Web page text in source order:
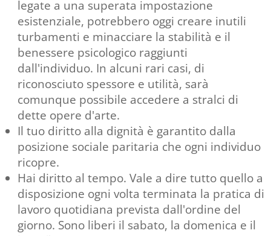
legate a una superata impostazione
esistenziale, potrebbero oggi creare inutili
turbamenti e minacciare la stabilità e il
benessere psicologico raggiunti
dall'individuo. In alcuni rari casi, di
riconosciuto spessore e utilità, sarà
comunque possibile accedere a stralci di
dette opere d'arte.
Il tuo diritto alla dignità è garantito dalla
posizione sociale paritaria che ogni individuo
ricopre.
Hai diritto al tempo. Vale a dire tutto quello a
disposizione ogni volta terminata la pratica di
lavoro quotidiana prevista dall'ordine del
giorno. Sono liberi il sabato, la domenica e il